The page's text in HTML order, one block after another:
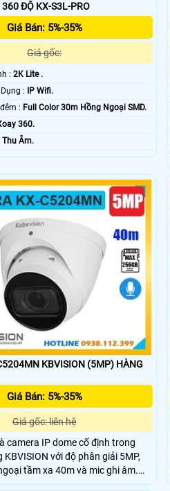
ĐỘ KX-S3L-PRO
Giá Bán: 5%-35%
Giá gốc:
: 2K Lite .
®️ Công Nghệ Sử Dụng :
IP Wifi.
🌜 Hình ảnh ban đêm : Full Color 30m Hồng Ngoại SMD.
360.
Thu Âm.
KBVISION (5MP) HÀNG
Giá Bán: 5%-35%
Giá gốc: liên hệ
camera IP dome cố định trong
KBVISION với độ phân giải 5MP,
tầm xa 40m và mic ghi âm.
cắm thẻ nhớ lên đến 256GB,